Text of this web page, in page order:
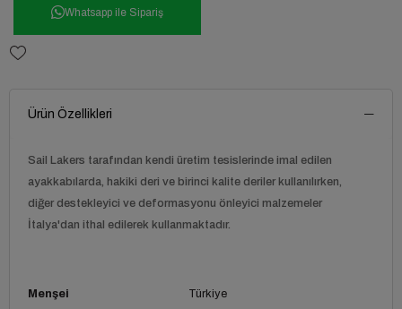
Whatsapp ile Sipariş
Ürün Özellikleri
Sail Lakers tarafından kendi üretim tesislerinde imal edilen
ayakkabılarda, hakiki deri ve birinci kalite deriler kullanılırken,
diğer destekleyici ve deformasyonu önleyici malzemeler
İtalya'dan ithal edilerek kullanmaktadır.
Menşei Türkiye